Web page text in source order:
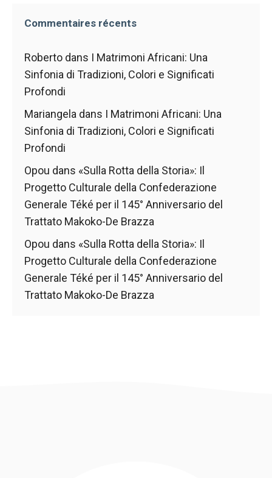
Commentaires récents
Roberto dans I Matrimoni Africani: Una
Sinfonia di Tradizioni, Colori e Significati
Profondi
Mariangela dans I Matrimoni Africani: Una
Sinfonia di Tradizioni, Colori e Significati
Profondi
Opou dans «Sulla Rotta della Storia»: Il
Progetto Culturale della Confederazione
Generale Téké per il 145° Anniversario del
Trattato Makoko-De Brazza
Opou dans «Sulla Rotta della Storia»: Il
Progetto Culturale della Confederazione
Generale Téké per il 145° Anniversario del
Trattato Makoko-De Brazza